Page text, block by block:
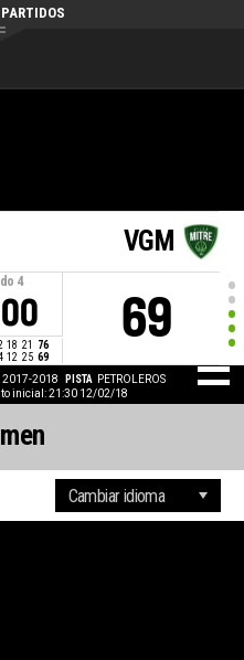
4
18 21
76
12 25 69
VGM
69
2017-2018 PISTA
PETROLEROS
inicial: 21:30 12/02/18